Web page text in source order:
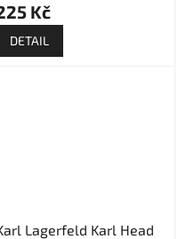
Kč
DETAIL
Lagerfeld Karl Head